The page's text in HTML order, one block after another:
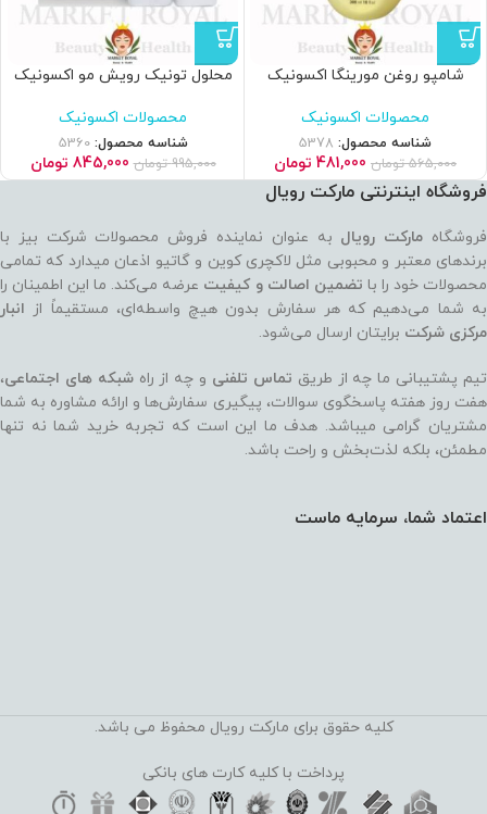
شامپو روغن مورینگا اکسونیک
محصولات اکسونیک
شناسه محصول: 5378
565,000 تومان 481,000 تومان
محلول تونیک رویش مو اکسونیک
محصولات اکسونیک
شناسه محصول:5360
995,000 تومان 845,000 تومان
فروشگاه اینترنتی مارکت رویال
فروشگاه مارکت رویال به عنوان نماینده فروش محصولات شرکت بیز با
برندهای معتبر و محبوبی مثل لاکچری کوین و گاتیو اذعان میدارد که تمامی
محصولات خود را با تضمین اصالت و کیفیت عرضه می‌کند. ما این اطمینان را
به شما می‌دهیم که هر سفارش بدون هیچ واسطه‌ای، مستقیماً از انبار
مرکزی شرکت برایتان ارسال می‌شود.
تیم پشتیبانی ما چه از طریق تماس تلفنی و چه از راهشبکه های اجتماعی،
هفت روز هفته پاسخگوی سوالات، پیگیری سفارش‌ها و ارائه مشاوره به شما
مشتریان گرامی میباشد. هدف ما این است که تجربه خرید شما نه‌ تنها
مطمئن، بلکه لذت‌بخش و راحت باشد.
اعتماد شما، سرمایه ماست
کلیه حقوق برای مارکت رویال محفوظ می باشد.
پرداخت با کلیه کارت های بانکی